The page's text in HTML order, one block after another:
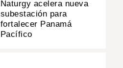
Naturgy acelera nueva
subestación para
fortalecer Panamá
Pacífico